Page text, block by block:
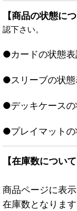
【商品の状態につ
認下さい。
●カードの状態
●スリーブの状
●デッキケース
●プレイマット
【在庫数について
商品ページに表
在庫数となりま